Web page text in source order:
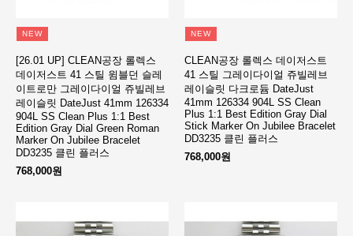
NEW
[26.01 UP] CLEAN공장 롤렉스
데이저스트 41 스틸 윔블던 슬레
이트로만 그레이다이얼 쥬빌레브
레이슬릿 DateJust 41mm 126334
904L SS Clean Plus 1:1 Best
Edition Gray Dial Green Roman
Marker On Jubilee Bracelet
DD3235 클린 플러스
768,000원
NEW
CLEAN공장 롤렉스 데이저스트
41 스틸 그레이다이얼 쥬빌레브
레이슬릿 다크로듐 DateJust
41mm 126334 904L SS Clean
Plus 1:1 Best Edition Gray Dial
Stick Marker On Jubilee Bracelet
DD3235 클린 플러스
768,000원